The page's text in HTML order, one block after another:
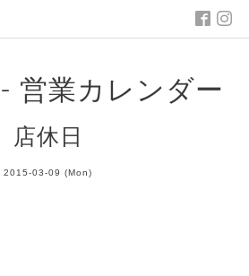
営業カレンダー
店休日
2015-03-09 (Mon)